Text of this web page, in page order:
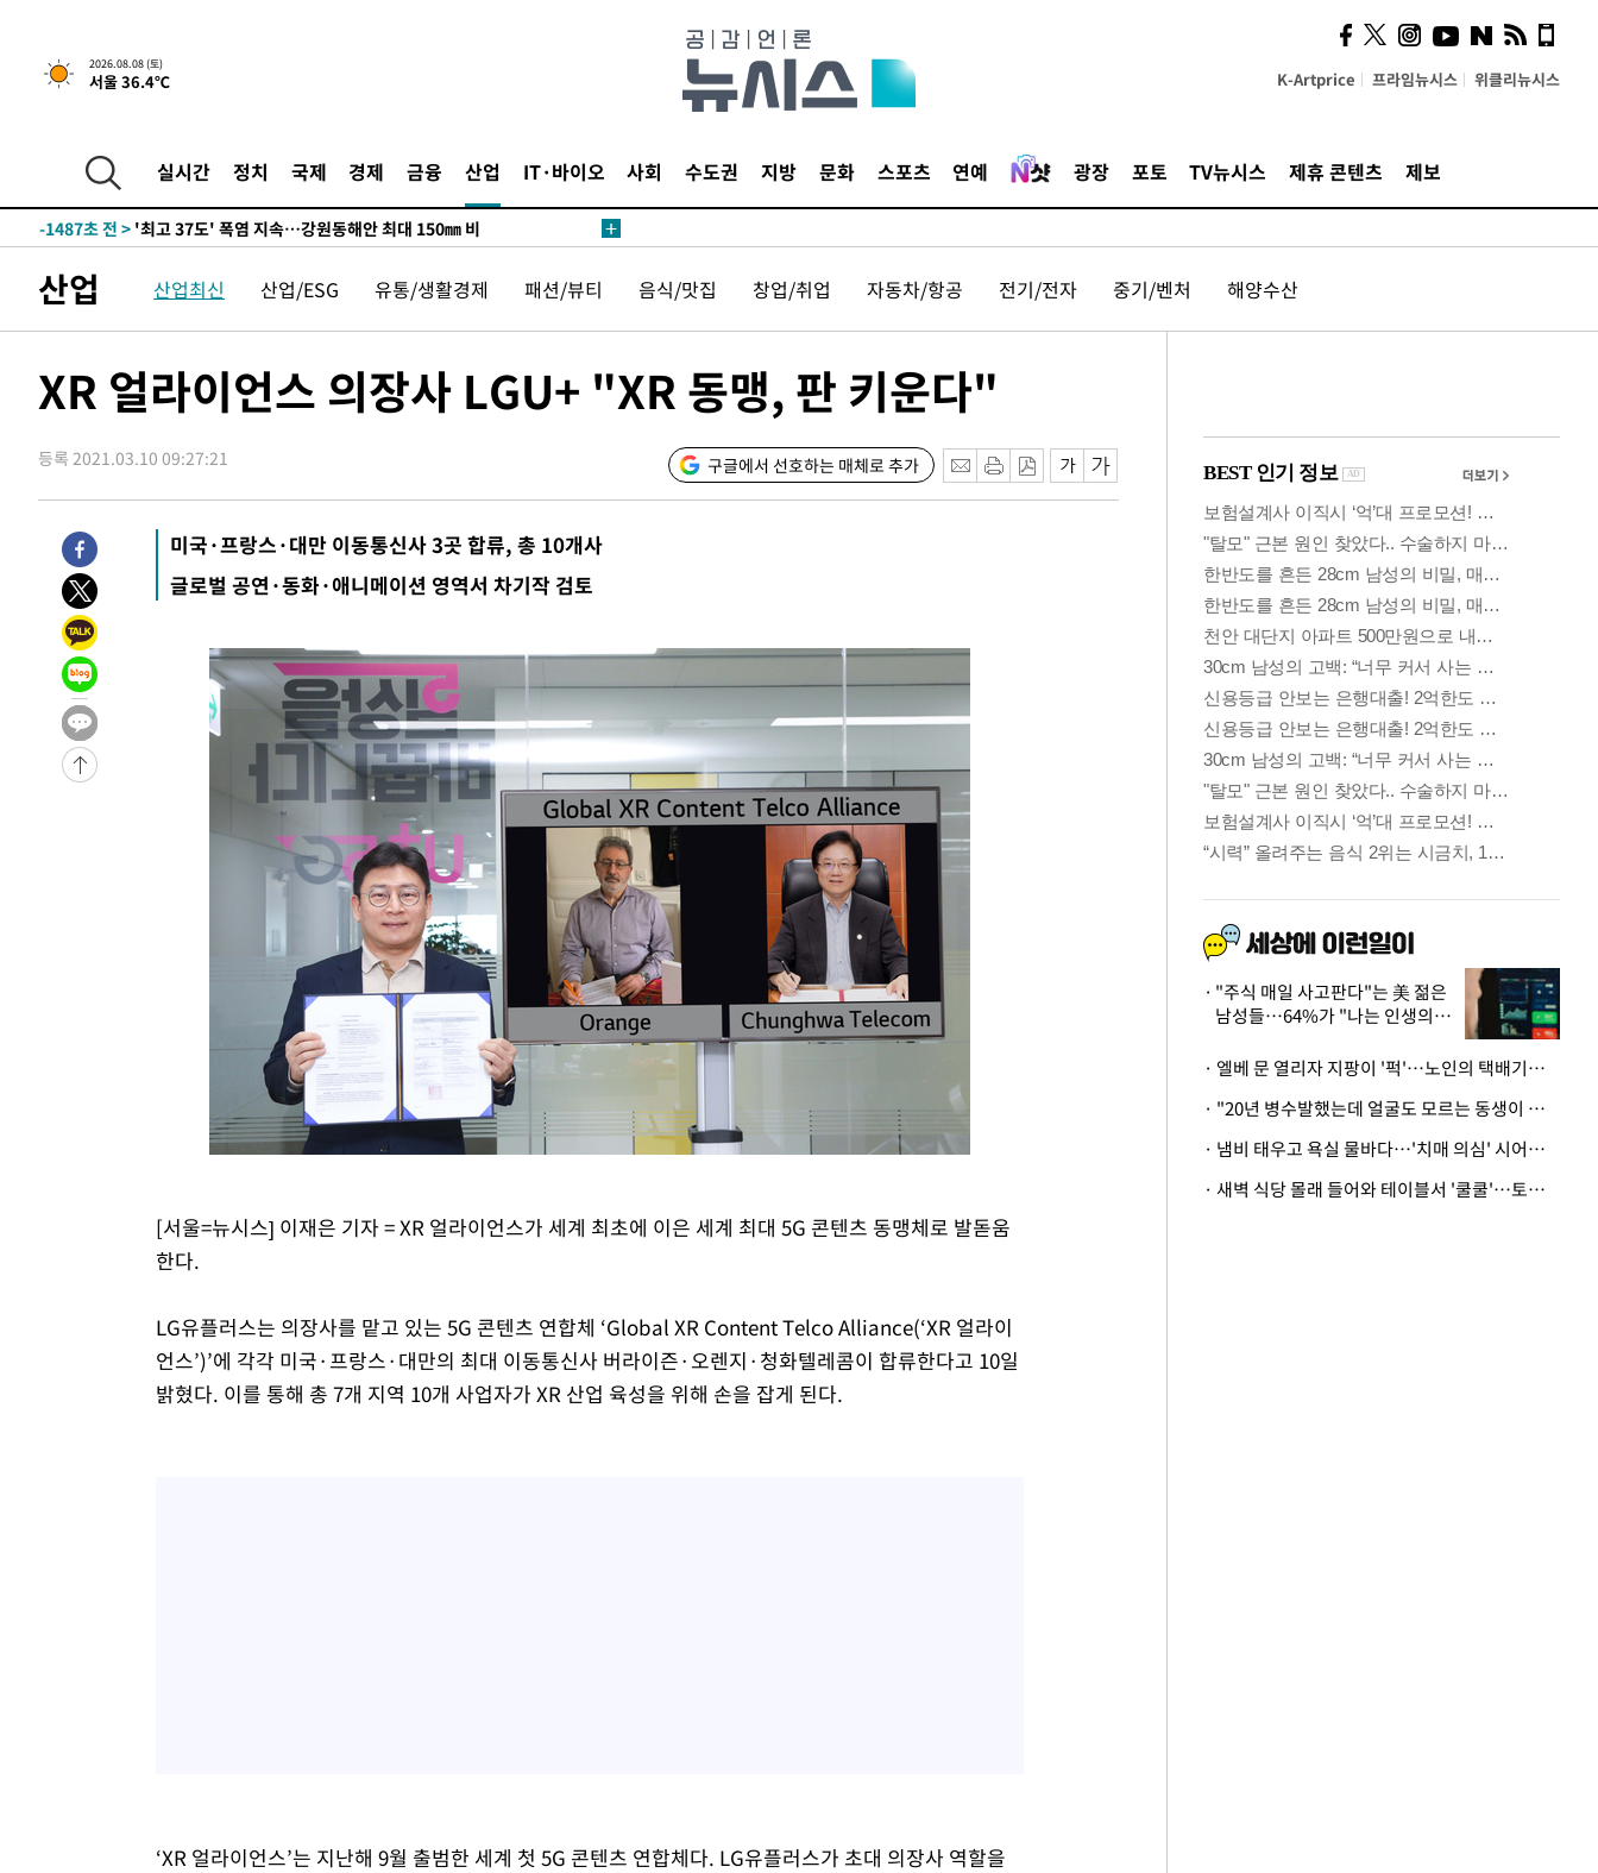
2026.08.08 (토)
서울 36.4℃ K-Artprice 프라임뉴시스 위클리뉴시스
실시간 정치 국제 경제 금융 산업 IT·바이오 사회 수도권 지방 문화 스포츠 연예 광장 포토 TV뉴시스 제휴 콘텐츠 제보
-21728초 전 >남자 농구, 나고야 아시안게임서 '홈팀' 일본과 한일전
-21104초 전 >여수 오동도 해상서 모터보트 전복…1명 사망·1명 실종
주 날씨]
-14349초 전 >
축구협회 "압수수색·성접대 논란 사과…쇄신의 기회로 삼겠다"
-12866초 전 >
송"
-1487초 전 > '최고 37도' 폭염 지속…강원동해안 최대 150㎜ 비
-30397초 전 >
강릉에 시간당 81.4㎜ 물폭탄…도로 잠기고 담벼락 붕괴
-26504초 전 >백운산서 80년근 천종산삼 9뿌리 발견…감정가 1.3억원
-21748초 전 >남자 농구, 나고야 아시안게임서 '홈팀' 일본과 한일전
-17351초 전 >극한폭염 한풀 꺾이지만…'낮 최고 35도' 무더위, 열대야 계속[다음
-14369초 전 >축구협회 "압수수색·성접대 논란 사과…쇄신의 기회로 삼겠다"
-12886초 전 >
[속보]'압수수색·성접대 논란' 축구협회 "실망과 걱정 안겨드려 죄
송"
-1507초 전 >
'최고 37도' 폭염 지속…강원동해안 최대 150㎜ 비
1시간 전 >
[속보]뉴욕증시 상승 마감…S&P 0.6% 나스닥 1.3%↑
산업 산업최신 산업/ESG 유통/생활경제 패션/뷰티 음식/맛집 창업/취업 자동차/항공 전기/전자 중기/벤처 해양수산
XR 얼라이언스 의장사 LGU+ "XR 동맹, 판 키운다"
등록 2021.03.10 09:27:21 구글에서 선호하는 매체로 추가
미국·프랑스·대만 이동통신사 3곳 합류, 총 10개사
글로벌 공연·동화·애니메이션 영역서 차기작 검토
[서울=뉴시스] 이재은 기자 = XR 얼라이언스가 세계 최초에 이은 세계 최대 5G 콘텐츠 동맹체로 발돋움
한다.
LG유플러스는 의장사를 맡고 있는 5G 콘텐츠 연합체 ‘Global XR Content Telco Alliance(‘XR 얼라이
언스’)’에 각각 미국·프랑스·대만의 최대 이동통신사 버라이즌·오렌지·청화텔레콤이 합류한다고 10일
밝혔다. 이를 통해 총 7개 지역 10개 사업자가 XR 산업 육성을 위해 손을 잡게 된다.
‘XR 얼라이언스’는 지난해 9월 출범한 세계 첫 5G 콘텐츠 연합체다. LG유플러스가 초대 의장사 역할을
사이 해답 찾았죠"…알을
깨고 나온 '초자아'
"주식 매일 사고판다"는 美 젊은
남성들…64%가 "나는 인생의
· 엘베 문 열리자 지팡이 '퍽'…노인의 택배기사 폭행 이유
· "20년 병수발했는데 얼굴도 모르는 동생이 유산 절반을"…배다른 형제 상속권 있을까
· 냄비 태우고 욕실 물바다…'치매 의심' 시어머니 검사 권유했다가 '날벼락'
· 새벽 식당 몰래 들어와 테이블서 '쿨쿨'…토사물 남기고 사라진 남성